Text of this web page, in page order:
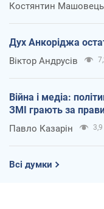
Костянтин Машовець
Дух Анкоріджа
Віктор Андрусів
Війна і медіа:
ЗМІ грають за
Павло Казарін 3,9
Всі думки